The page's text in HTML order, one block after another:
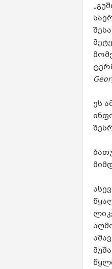
ეს